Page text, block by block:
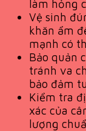
làm hỏng
Vệ sinh
khăn ẩm
mạnh có
Bảo quản
tránh va
bảo đảm
Kiểm tra
xác của
lượng